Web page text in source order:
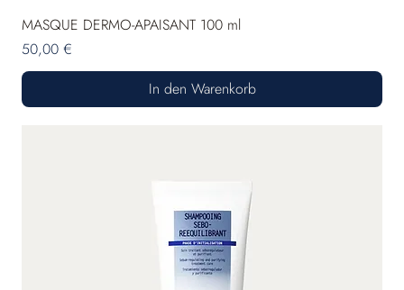
MASQUE DERMO-APAISANT 100 ml
Preis
50,00 €
In den Warenkorb